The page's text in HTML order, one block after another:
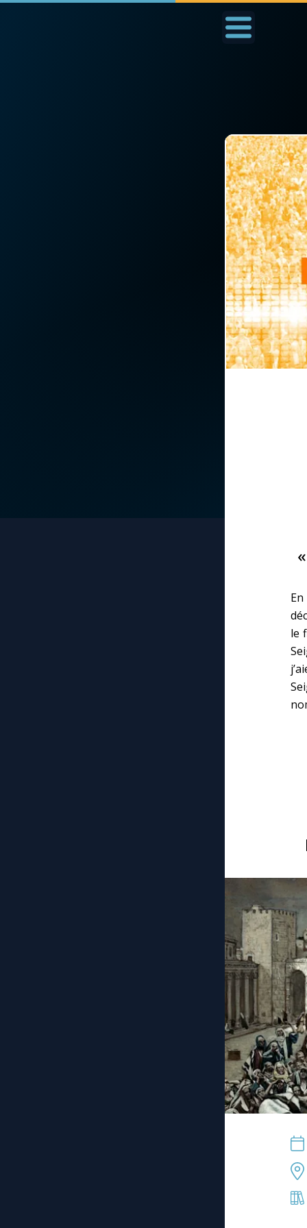
Prier au quotidien
Avec Thérèse de
L'Évangile chaque
Les premiers
du mois
Marie qui défait les
nœuds
le